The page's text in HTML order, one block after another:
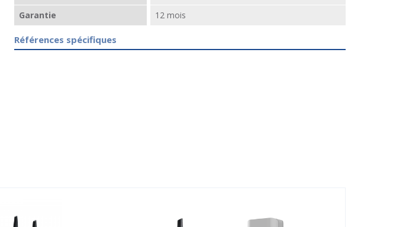
Garantie
12 mois
Références spécifiques